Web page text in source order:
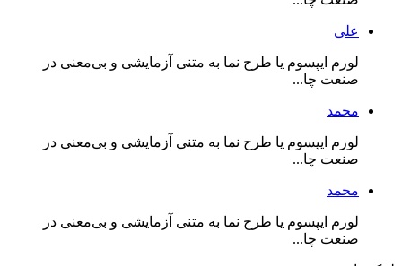
علی
لورم ایپسوم یا طرح‌ نما به متنی آزمایشی و بی‌معنی در
صنعت چا...
محمد
لورم ایپسوم یا طرح‌ نما به متنی آزمایشی و بی‌معنی در
صنعت چا...
محمد
لورم ایپسوم یا طرح‌ نما به متنی آزمایشی و بی‌معنی در
صنعت چا...